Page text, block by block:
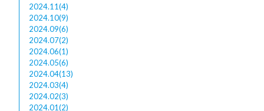
2024.11(4)
2024.10(9)
2024.09(6)
2024.07(2)
2024.06(1)
2024.05(6)
2024.04(13)
2024.03(4)
2024.02(3)
2024.01(2)